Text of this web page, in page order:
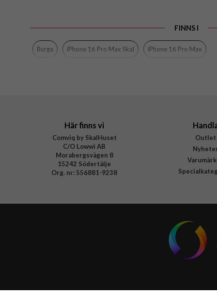
Egenskaper
Färg
FINNS I
Burga iPhone 16 Pro Max Skal iPhone 16 Pro Max
Här finns vi
Comviq by SkalHuset
C/O Lowwi AB
Morabergsvägen 8
15242 Södertälje
Org. nr: 556881-9238
Outlet